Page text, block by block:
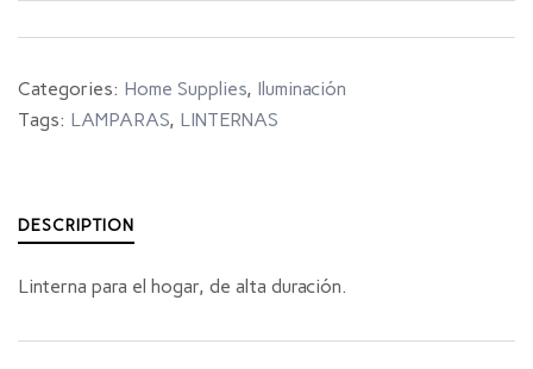
Categories: Home Supplies, Iluminación
Tags: LAMPARAS, LINTERNAS
DESCRIPTION
Linterna para el hogar, de alta duración.